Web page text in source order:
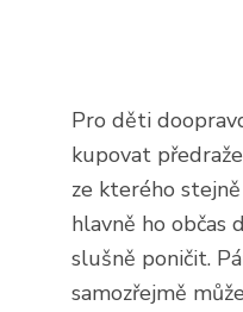
Pro děti
kupovat
ze kterého
hlavně ho občas
slušně poničit.
samozřejmě